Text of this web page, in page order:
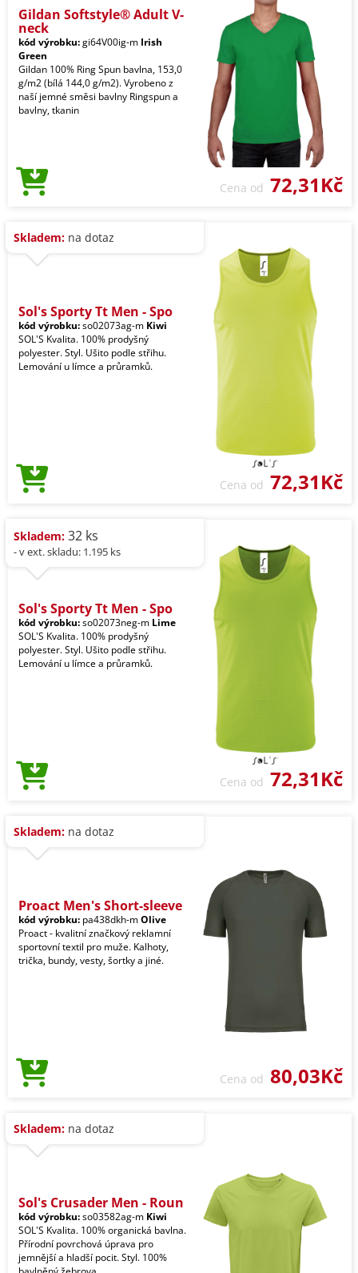
Gildan Softstyle® Adult V-
neck
kód výrobku:gi64V00ig-m Irish
Green
Gildan 100% Ring Spun bavlna, 153,0
g/m2 (bílá 144,0 g/m2). Vyrobeno z
naší jemné směsi bavlny Ringspun a
bavlny, tkanin
Cena od 72,31Kč
Skladem: na dotaz
Sol's Sporty Tt Men - Spo
kód výrobku:so02073ag-m Kiwi
SOL'S Kvalita. 100% prodyšný
polyester. Styl. Ušito podle střihu.
Lemování u límce a průramků.
Cena od 72,31Kč
Skladem: 32 ks
- v ext. skladu: 1.195 ks
Sol's Sporty Tt Men - Spo
kód výrobku:so02073neg-m Lime
SOL'S Kvalita. 100% prodyšný
polyester. Styl. Ušito podle střihu.
Lemování u límce a průramků.
Cena od 72,31Kč
Skladem: na dotaz
Proact Men's Short-sleeve
kód výrobku: pa438dkh-mOlive
Proact - kvalitní značkový reklamní
sportovní textil pro muže. Kalhoty,
trička, bundy, vesty, šortky a jiné.
Cena od 80,03Kč
Skladem: na dotaz
Sol's Crusader Men - Roun
kód výrobku:so03582ag-m Kiwi
SOL'S Kvalita. 100% organická bavlna.
Přírodní povrchová úprava pro
jemnější a hladší pocit. Styl. 100%